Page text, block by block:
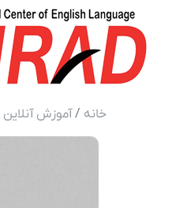
خانه /آموزش آنلاین